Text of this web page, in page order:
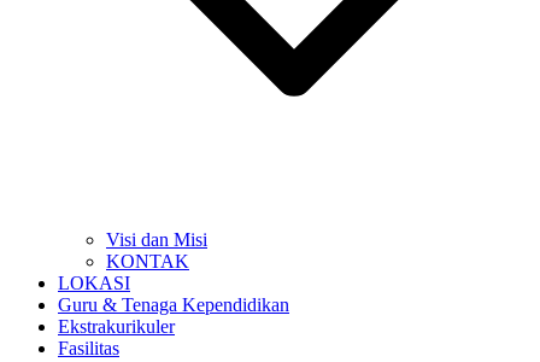
Visi dan Misi
KONTAK
LOKASI
Guru & Tenaga Kependidikan
Ekstrakurikuler
Fasilitas